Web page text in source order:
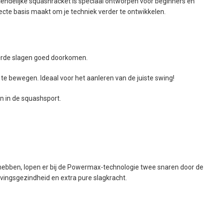
basis maakt om je techniek verder te ontwikkelen.
slagen goed doorkomen.
bewegen. Ideaal voor het aanleren van de juiste swing!
in de squashsport.
lopen er bij de Powermax-technologie twee snaren door de
en extra pure slagkracht.